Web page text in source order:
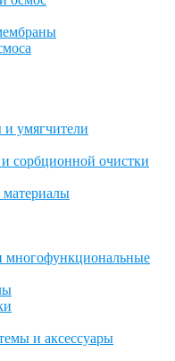
умягчители
сорбционной очистки
и аксессуары